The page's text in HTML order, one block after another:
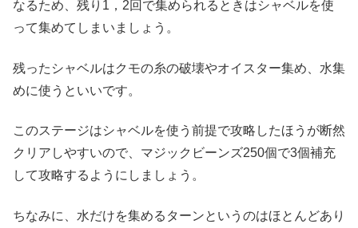
なるため、残り1，2回で集められるときはシャベルを使
って集めてしまいましょう。
残ったシャベルはクモの糸の破壊やオイスター集め、水集
めに使うといいです。
このステージはシャベルを使う前提で攻略したほうが断然
クリアしやすいので、マジックビーンズ250個で3個補充
して攻略するようにしましょう。
ちなみに、水だけを集めるターンというのはほとんどあり